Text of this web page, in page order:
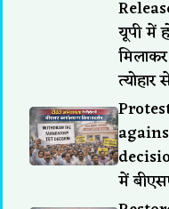
यूपी में
में